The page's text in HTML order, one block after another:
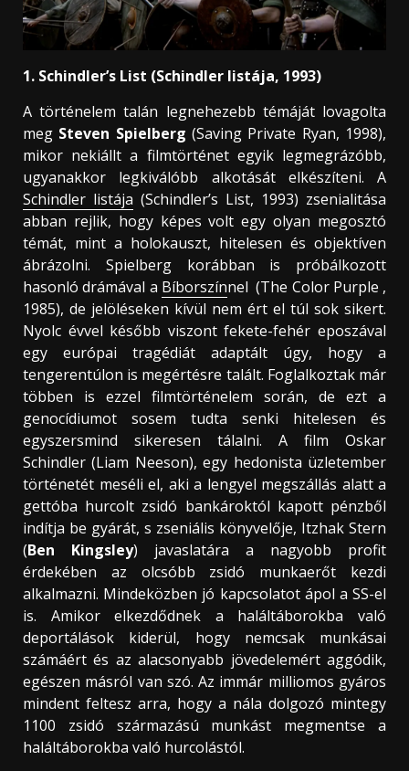
1. Schindler’s List (Schindler listája, 1993)
A történelem talán legnehezebb témáját lovagolta
meg Steven Spielberg (Saving Private Ryan, 1998),
mikor nekiállt a filmtörténet egyik legmegrázóbb,
ugyanakkor legkiválóbb alkotását elkészíteni. A
Schindler listája (Schindler’s List, 1993) zsenialitása
abban rejlik, hogy képes volt egy olyan megosztó
témát, mint a holokauszt, hitelesen és objektíven
ábrázolni. Spielberg korábban is próbálkozott
hasonló drámával a Bíborszínnel (The Color Purple ,
1985), de jelöléseken kívül nem ért el túl sok sikert.
Nyolc évvel később viszont fekete-fehér eposzával
egy európai tragédiát adaptált úgy, hogy a
tengerentúlon is megértésre talált. Foglalkoztak már
többen is ezzel filmtörténelem során, de ezt a
genocídiumot sosem tudta senki hitelesen és
egyszersmind sikeresen tálalni. A film Oskar
Schindler (Liam Neeson), egy hedonista üzletember
történetét meséli el, aki a lengyel megszállás alatt a
gettóba hurcolt zsidó bankároktól kapott pénzből
indítja be gyárát, s zseniális könyvelője, Itzhak Stern
(Ben Kingsley) javaslatára a nagyobb profit
érdekében az olcsóbb zsidó munkaerőt kezdi
alkalmazni. Mindeközben jó kapcsolatot ápol a SS-el
is. Amikor elkezdődnek a haláltáborokba való
deportálások kiderül, hogy nemcsak munkásai
számáért és az alacsonyabb jövedelemért aggódik,
egészen másról van szó. Az immár milliomos gyáros
mindent feltesz arra, hogy a nála dolgozó mintegy
1100 zsidó származású munkást megmentse a
haláltáborokba való hurcolástól.